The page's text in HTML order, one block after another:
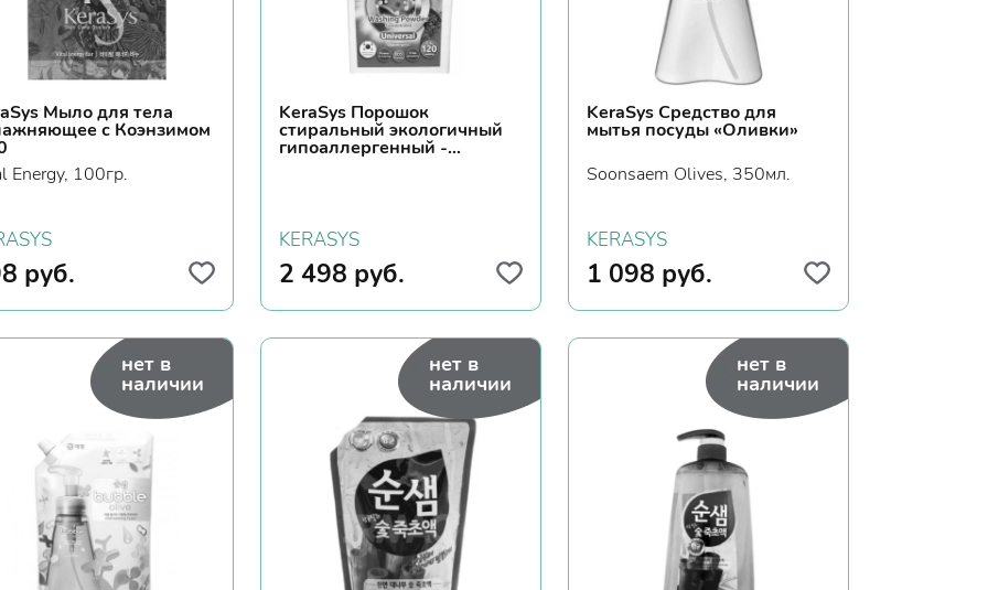
Мыло для тела
с Коэнзимом
Energy, 100гр.
руб.
KeraSys Порошок
стиральный экологичный
гипоаллергенный -
KERASYS
2 498 руб.
KeraSys Средство для
мытья посуды «Oливки»
Soonsaem Olives, 350мл.
KERASYS
1 098 руб.
нет в
наличии
нет в
наличии
нет в
наличии